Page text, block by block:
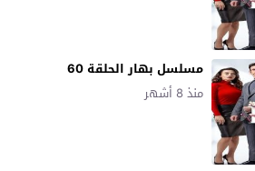
مسلسل بهار الحلقة 60
منذ 8 أشهر